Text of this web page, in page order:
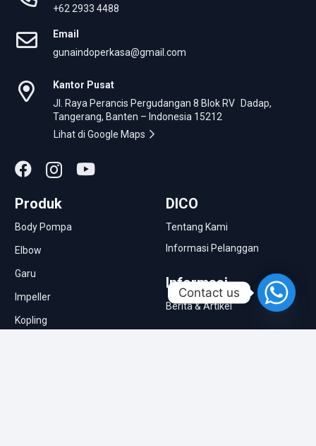
+62 2933 4488
Email
gunaindoperkasa@gmail.com
Kantor Pusat
Jl. Raya Perancis Pergudangan 8 Blok RV Dadap,
Tangerang, Banten – Indonesia 15212
Lihat di Google Maps
Produk
Body Pompa
Elbow
Garu
Impeller
Kopling
DICO
Tentang Kami
Informasi Pelanggan
Informasi
Berita & Artikel
Contact us